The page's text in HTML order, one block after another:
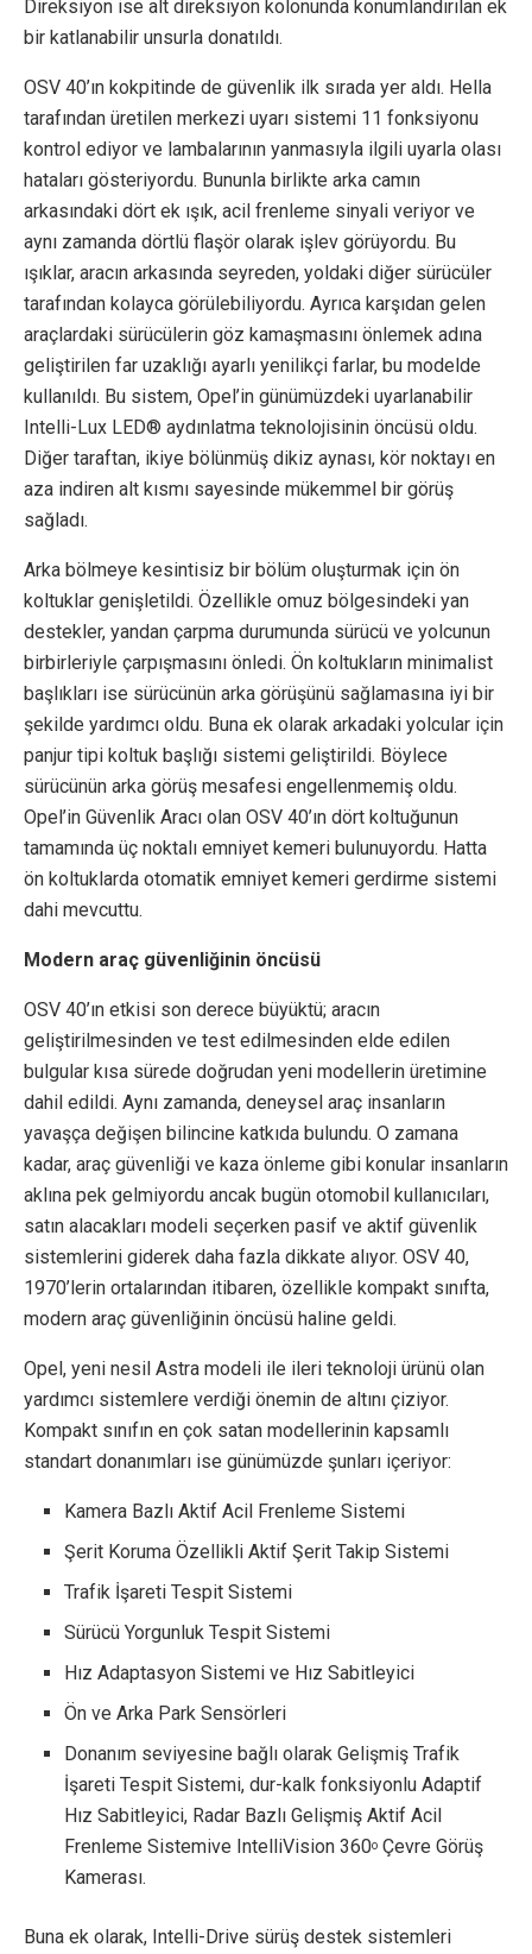
Direksiyon ise alt direksiyon kolonunda konumlandırılan ek
bir katlanabilir unsurla donatıldı.
OSV 40’ın kokpitinde de güvenlik ilk sırada yer aldı. Hella
tarafından üretilen merkezi uyarı sistemi 11 fonksiyonu
kontrol ediyor ve lambalarının yanmasıyla ilgili uyarla olası
hataları gösteriyordu. Bununla birlikte arka camın
arkasındaki dört ek ışık, acil frenleme sinyali veriyor ve
aynı zamanda dörtlü flaşör olarak işlev görüyordu. Bu
ışıklar, aracın arkasında seyreden, yoldaki diğer sürücüler
tarafından kolayca görülebiliyordu. Ayrıca karşıdan gelen
araçlardaki sürücülerin göz kamaşmasını önlemek adına
geliştirilen far uzaklığı ayarlı yenilikçi farlar, bu modelde
kullanıldı. Bu sistem, Opel’in günümüzdeki uyarlanabilir
Intelli-Lux LED® aydınlatma teknolojisinin öncüsü oldu.
Diğer taraftan, ikiye bölünmüş dikiz aynası, kör noktayı en
aza indiren alt kısmı sayesinde mükemmel bir görüş
sağladı.
Arka bölmeye kesintisiz bir bölüm oluşturmak için ön
koltuklar genişletildi. Özellikle omuz bölgesindeki yan
destekler, yandan çarpma durumunda sürücü ve yolcunun
birbirleriyle çarpışmasını önledi. Ön koltukların minimalist
başlıkları ise sürücünün arka görüşünü sağlamasına iyi bir
şekilde yardımcı oldu. Buna ek olarak arkadaki yolcular için
panjur tipi koltuk başlığı sistemi geliştirildi. Böylece
sürücünün arka görüş mesafesi engellenmemiş oldu.
Opel’in Güvenlik Aracı olan OSV 40’ın dört koltuğunun
tamamında üç noktalı emniyet kemeri bulunuyordu. Hatta
ön koltuklarda otomatik emniyet kemeri gerdirme sistemi
dahi mevcuttu.
Modern araç güvenliğinin öncüsü
OSV 40’ın etkisi son derece büyüktü; aracın
geliştirilmesinden ve test edilmesinden elde edilen
bulgular kısa sürede doğrudan yeni modellerin üretimine
dahil edildi. Aynı zamanda, deneysel araç insanların
yavaşça değişen bilincine katkıda bulundu. O zamana
kadar, araç güvenliği ve kaza önleme gibi konular insanların
aklına pek gelmiyordu ancak bugün otomobil kullanıcıları,
satın alacakları modeli seçerken pasif ve aktif güvenlik
sistemlerini giderek daha fazla dikkate alıyor. OSV 40,
1970’lerin ortalarından itibaren, özellikle kompakt sınıfta,
modern araç güvenliğinin öncüsü haline geldi.
Opel, yeni nesil Astra modeli ile ileri teknoloji ürünü olan
yardımcı sistemlere verdiği önemin de altını çiziyor.
Kompakt sınıfın en çok satan modellerinin kapsamlı
standart donanımları ise günümüzde şunları içeriyor:
Kamera Bazlı Aktif Acil Frenleme Sistemi
Şerit Koruma Özellikli Aktif Şerit Takip Sistemi
Trafik İşareti Tespit Sistemi
Sürücü Yorgunluk Tespit Sistemi
Hız Adaptasyon Sistemi ve Hız Sabitleyici
Ön ve Arka Park Sensörleri
Donanım seviyesine bağlı olarak Gelişmiş Trafik
İşareti Tespit Sistemi, dur-kalk fonksiyonlu Adaptif
Hız Sabitleyici, Radar Bazlı Gelişmiş Aktif Acil
Frenleme Sistemive IntelliVision 360o Çevre Görüş
Kamerası.
Buna ek olarak, Intelli-Drive sürüş destek sistemleri